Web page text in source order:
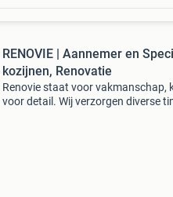
RENOVIE | Aannemer en
kozijnen, Renovatie
Renovie staat voor vakmanschap,
voor detail. Wij verzorgen diverse